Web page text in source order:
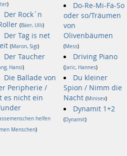
)
Der Rock´n
(Bäer, Ulli)
Der Tag is net
(Maron, Sigi)
Der Taucher
Hansi)
Die Ballade von
Peripherie /
es nicht ein
helfen
Menschen)
Do-Re-Mi-Fa-So
oder so/Träumen
von
Olivenbäumen
(Mess)
Driving Piano
(Jaric, Hannes)
Du kleiner
Spion / Nimm die
Nacht (Minisex)
Dynamit 1+2
(Dynamit)